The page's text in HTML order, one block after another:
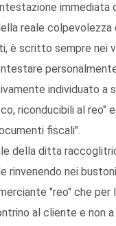
immediata
reale colpevolezza
è scritto sempre nei
individuato a
riconducibili al reo"
fiscali".
della ditta
rinvenendo nei
"reo" che
al cliente e non